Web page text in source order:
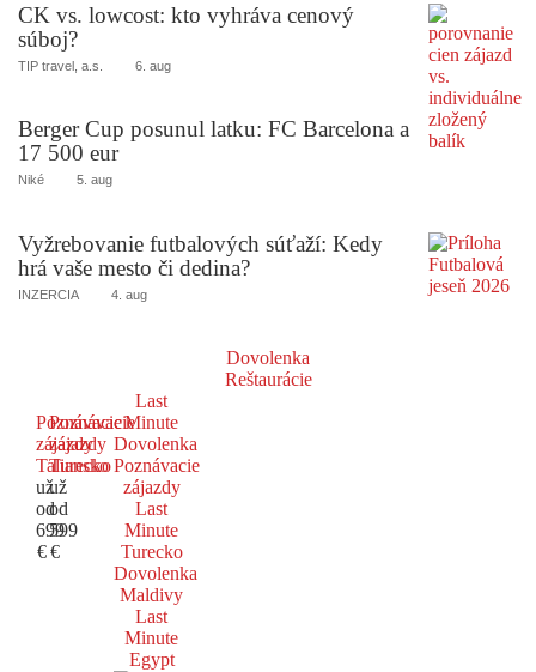
CK vs. lowcost: kto vyhráva cenový
súboj?
TIP travel, a.s. 6. aug
Berger Cup posunul latku: FC Barcelona a
17 500 eur
Niké 5. aug
Vyžrebovanie futbalových súťaží: Kedy
hrá vaše mesto či dedina?
INZERCIA 4. aug
Dovolenka
Reštaurácie
Poznávacie
zájazdy
Taliansko
už
od
699
€
Poznávacie
zájazdy
Turecko
už
od
599
€
Last
Minute
Dovolenka
Poznávacie
zájazdy
Last
Minute
Turecko
Dovolenka
Maldivy
Last
Minute
Egypt